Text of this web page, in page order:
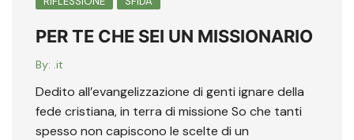
PER TE CHE SEI UN MISSIONARIO
By: .it
Dedito all’evangelizzazione di genti ignare della
fede cristiana, in terra di missione So che tanti
spesso non capiscono le scelte di un